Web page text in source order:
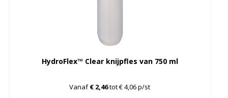
HydroFlex™ Clear knijpfles van 750 ml
Vanaf€ 2,46tot € 4,06 p/st